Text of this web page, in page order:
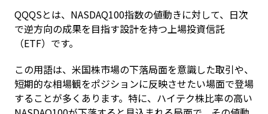
QQQSとは、NASDAQ100指数の値動きに対して、日次
で逆方向の成果を目指す設計を持つ上場投資信託
（ETF）です。
この用語は、米国株市場の下落局面を意識した取引や、
短期的な相場観をポジションに反映させたい場面で登場
することが多くあります。特に、ハイテク株比率の高い